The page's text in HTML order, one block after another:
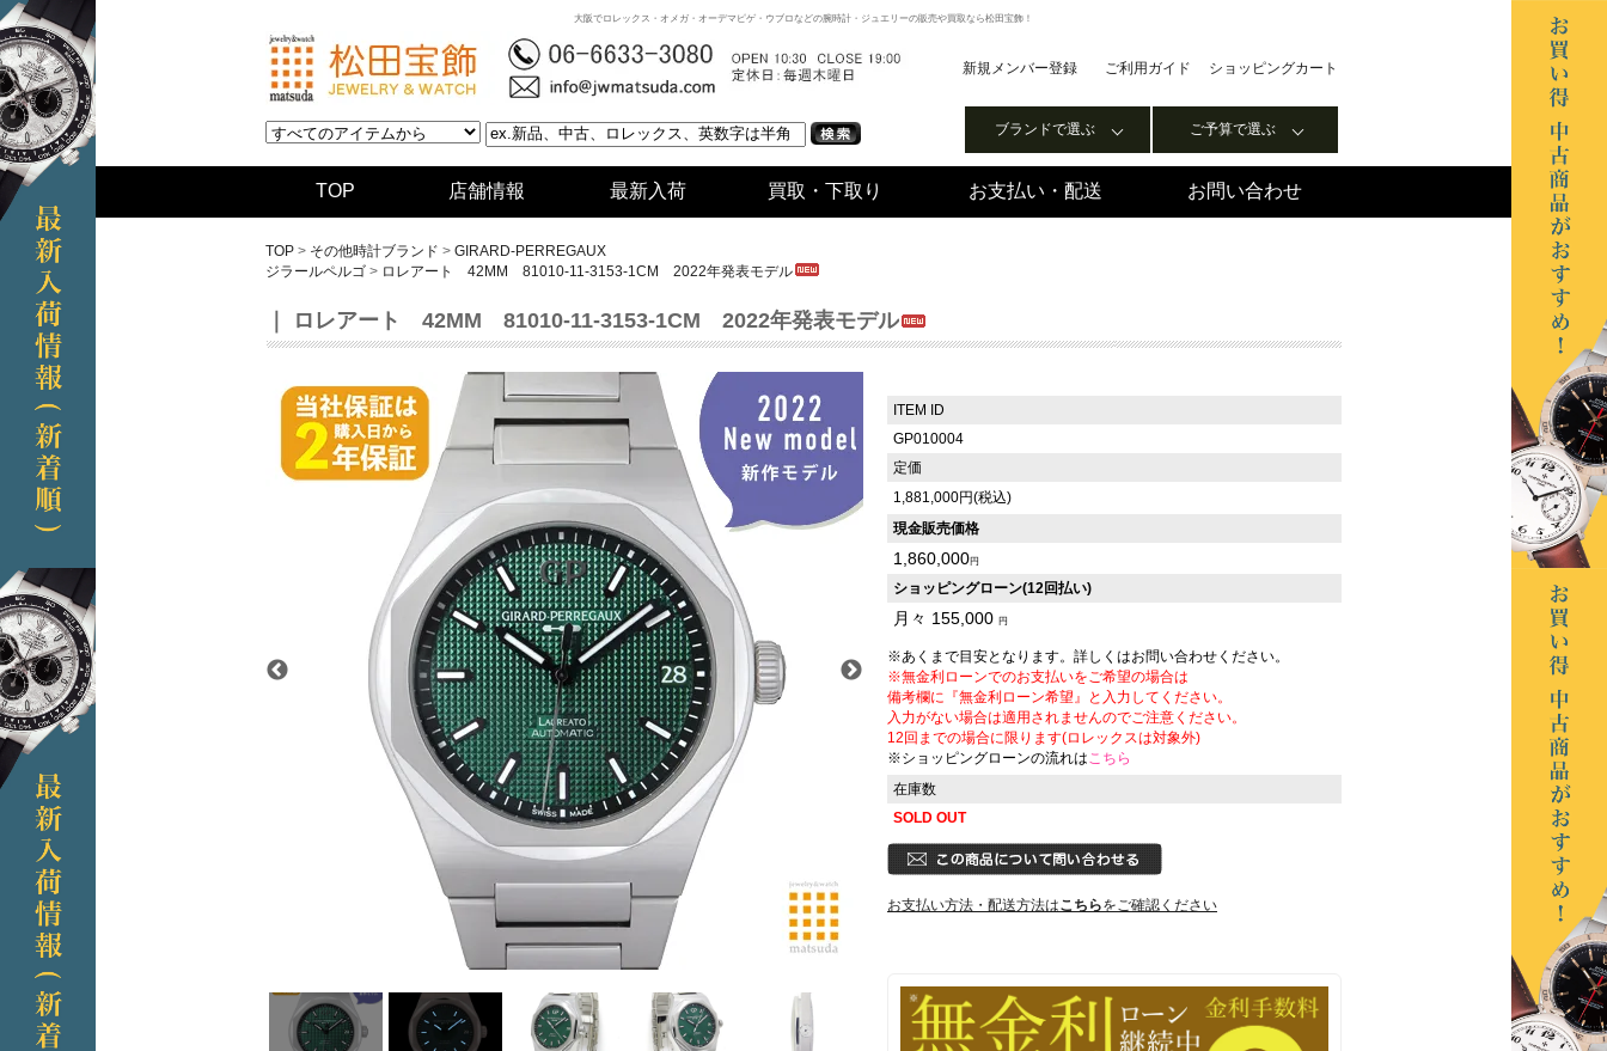
大阪でロレックス・オメガ・オーデマピゲ・ウブロなどの腕時計・ジュエリーの販売や買取なら松田宝飾！
新規メンバー登録 ご利用ガイド ショッピングカート
ブランドで選ぶ ご予算で選ぶ
TOP 店舗情報 最新入荷 買取・下取り お支払い・配送 お問い合わせ
TOP > その他時計ブランド > GIRARD-PERREGAUX
ジラールペルゴ > ロレアート 42MM 81010-11-3153-1CM 2022年発表モデル
ロレアート 42MM 81010-11-3153-1CM 2022年発表モデル
ITEM ID
GP010004
定価
1,881,000円(税込)
現金販売価格
1,860,000円
ショッピングローン(12回払い)
月々 155,000 円
※あくまで目安となります。詳しくはお問い合わせください。
※無金利ローンでのお支払いをご希望の場合は
備考欄に『無金利ローン希望』と入力してください。
入力がない場合は適用されませんのでご注意ください。
12回までの場合に限ります(ロレックスは対象外)
※ショッピングローンの流れはこちら
在庫数
SOLD OUT
お支払い方法・配送方法はこちらをご確認ください